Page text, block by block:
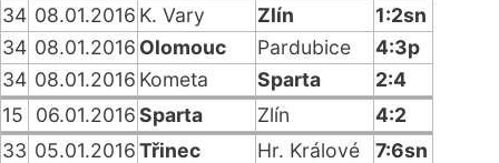
34 08.01.2016 K. Vary Zlín
1:2sn
34 08.01.2016 Olomouc Pardubice
4:3p
34 08.01.2016 Kometa Sparta
2:4
15
06.01.2016Sparta Zlín
4:2
33 05.01.2016Třinec Hr. Králové
7:6sn